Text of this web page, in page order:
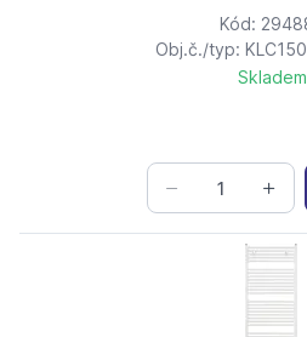
Kód:
Obj.č./typ:
Skladem